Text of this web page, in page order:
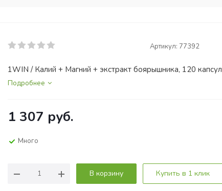
Артикул: 77392
1WIN / Калий + Магний + экстракт боярышника, 120 капсул
Подробнее
1 307 руб.
Много
В корзину Купить в 1 клик